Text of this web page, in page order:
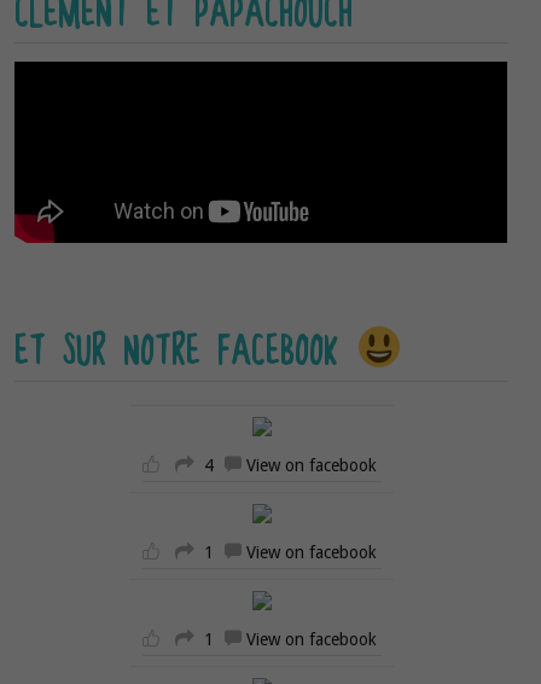
CLÉMENT ET PAPACHOUCH
ET SUR NOTRE FACEBOOK
4 View on facebook
1 View on facebook
1 View on facebook